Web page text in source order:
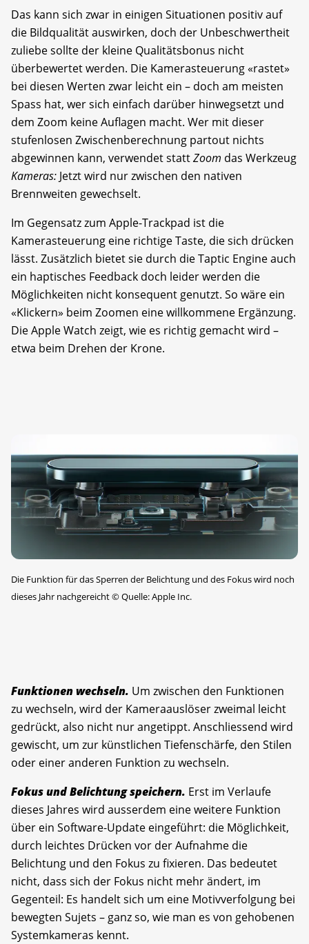
Das kann sich zwar in einigen Situationen positiv auf
die Bildqualität auswirken, doch der Unbeschwertheit
zuliebe sollte der kleine Qualitätsbonus nicht
überbewertet werden. Die Kamerasteuerung «rastet»
bei diesen Werten zwar leicht ein – doch am meisten
Spass hat, wer sich einfach darüber hinwegsetzt und
dem Zoom keine Auflagen macht. Wer mit dieser
stufenlosen Zwischenberechnung partout nichts
abgewinnen kann, verwendet stattZoom das Werkzeug
Kameras: Jetzt wird nur zwischen den nativen
Brennweiten gewechselt.
Im Gegensatz zum Apple-Trackpad ist die
Kamerasteuerung eine richtige Taste, die sich drücken
lässt. Zusätzlich bietet sie durch die Taptic Engine auch
ein haptisches Feedback doch leider werden die
Möglichkeiten nicht konsequent genutzt. So wäre ein
«Klickern» beim Zoomen eine willkommene Ergänzung.
Die Apple Watch zeigt, wie es richtig gemacht wird –
etwa beim Drehen der Krone.
Die Funktion für das Sperren der Belichtung und des Fokus wird noch
dieses Jahr nachgereicht©Quelle: Apple Inc.
Funktionen wechseln. Um zwischen den Funktionen
zu wechseln, wird der Kameraauslöser zweimal leicht
gedrückt, also nicht nur angetippt. Anschliessend wird
gewischt, um zur künstlichen Tiefenschärfe, den Stilen
oder einer anderen Funktion zu wechseln.
Fokus und Belichtung speichern. Erst im Verlaufe
dieses Jahres wird ausserdem eine weitere Funktion
über ein Software-Update eingeführt: die Möglichkeit,
durch leichtes Drücken vor der Aufnahme die
Belichtung und den Fokus zu fixieren. Das bedeutet
nicht, dass sich der Fokus nicht mehr ändert, im
Gegenteil: Es handelt sich um eine Motivverfolgung bei
bewegten Sujets – ganz so, wie man es von gehobenen
Systemkameras kennt.